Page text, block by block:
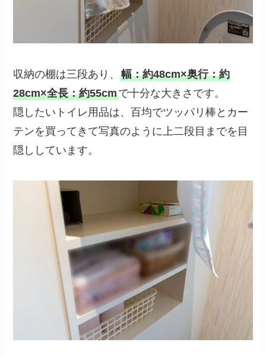
収納の棚は三段あり、幅：約48cm×奥行：約
28cm×全長：約55cmで十分な大きさです。
隠したいトイレ用品は、百均でツッパリ棒とカー
テンを買ってきて写真のように上二段目までを目
隠ししています。